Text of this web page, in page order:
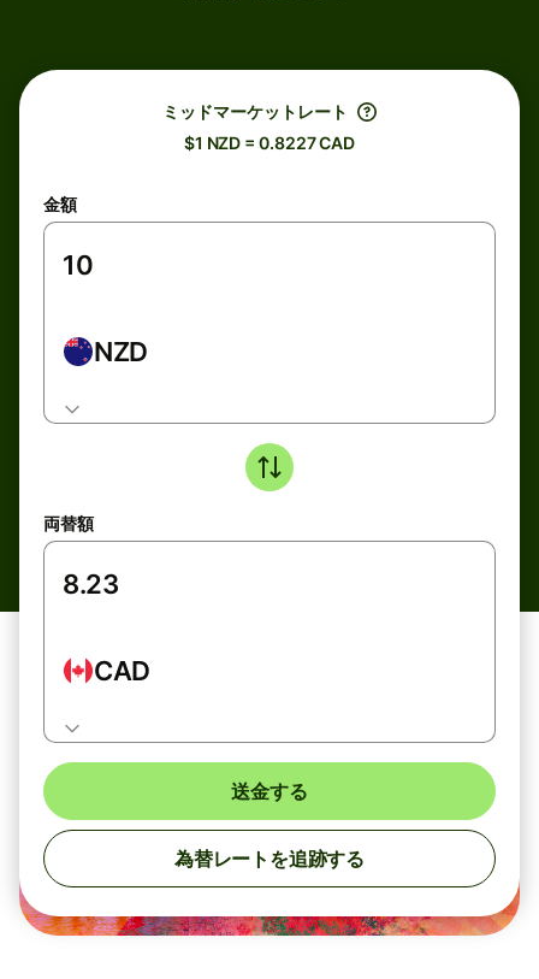
ミッドマーケットレート
$1 NZD = 0.8227 CAD
金額
NZD
両替額
CAD
送金する
為替レートを追跡する